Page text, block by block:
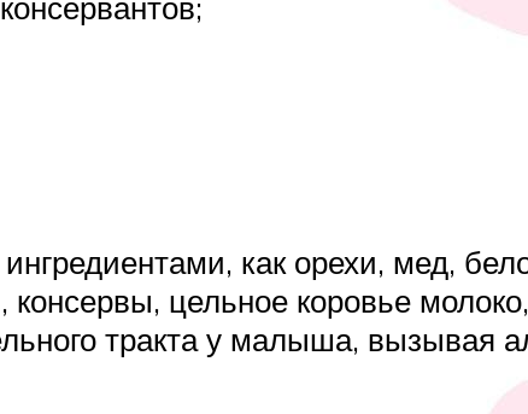
как орехи, мед,
консервы, цельное коровье
тракта у малыша, вызывая